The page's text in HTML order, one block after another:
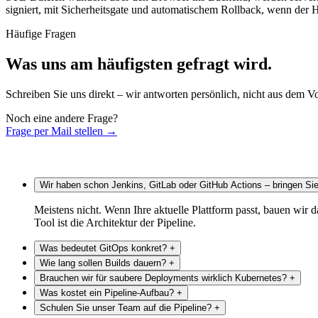
signiert, mit Sicherheitsgate und automatischem Rollback, wenn der
Häufige Fragen
Was uns am häufigsten gefragt wird.
Schreiben Sie uns direkt – wir antworten persönlich, nicht aus dem
Noch eine andere Frage?
Frage per Mail stellen →
Wir haben schon Jenkins, GitLab oder GitHub Actions – bringen
Meistens nicht. Wenn Ihre aktuelle Plattform passt, bauen wir
Tool ist die Architektur der Pipeline.
Was bedeutet GitOps konkret? +
Der Soll-Zustand von Infrastruktur und Anwendungen liegt
auf einen `git revert` – kein Klick im Cloud-Portal mehr.
Wie lang sollen Builds dauern? +
Faustregel: unter 10 Minuten für Pull-Request-Builds. Alles
Budgets im Frontend.
Brauchen wir für saubere Deployments wirklich Kubernetes? +
Nein. Für viele Anwendungen ist eine VM mit systemd,
Was kostet ein Pipeline-Aufbau? +
Schulen Sie unser Team auf die Pipeline? +